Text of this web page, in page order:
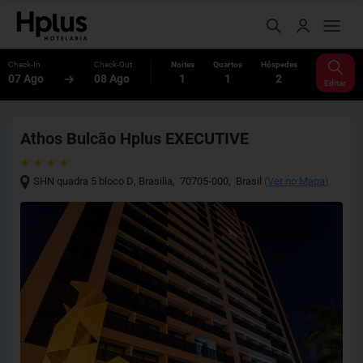
Check-In
07 Ago
Check-Out
08 Ago
Noites
1
Quartos
1
Hóspedes
2 Editar
Athos Bulcão Hplus EXECUTIVE
SHN quadra 5 bloco D, Brasilia, 70705-000, Brasil (Ver no Mapa)